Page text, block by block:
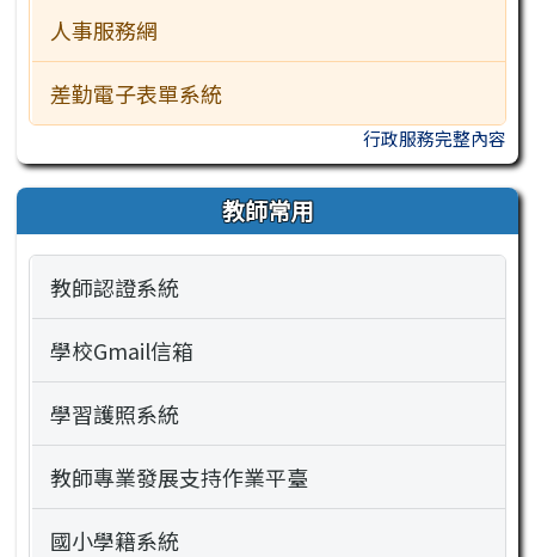
人事服務網
差勤電子表單系統
行政服務完整內容
教師常用
教師認證系統
學校Gmail信箱
學習護照系統
教師專業發展支持作業平臺
國小學籍系統